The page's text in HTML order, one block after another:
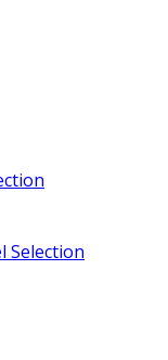
Selection